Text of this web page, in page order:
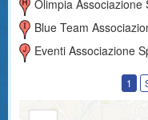
Olimpia Associazione
Blue Team
Eventi Associazione
1